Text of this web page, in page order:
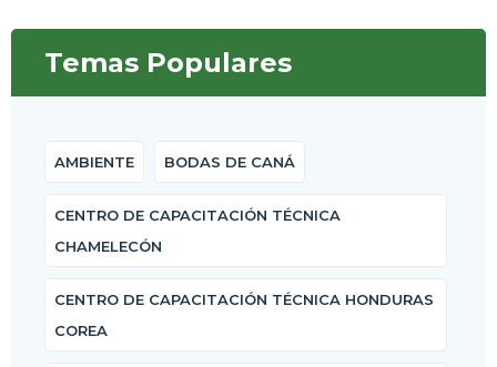
Temas Populares
AMBIENTE BODAS DE CANÁ
CENTRO DE CAPACITACIÓN TÉCNICA
CHAMELECÓN
CENTRO DE CAPACITACIÓN TÉCNICA HONDURAS
COREA